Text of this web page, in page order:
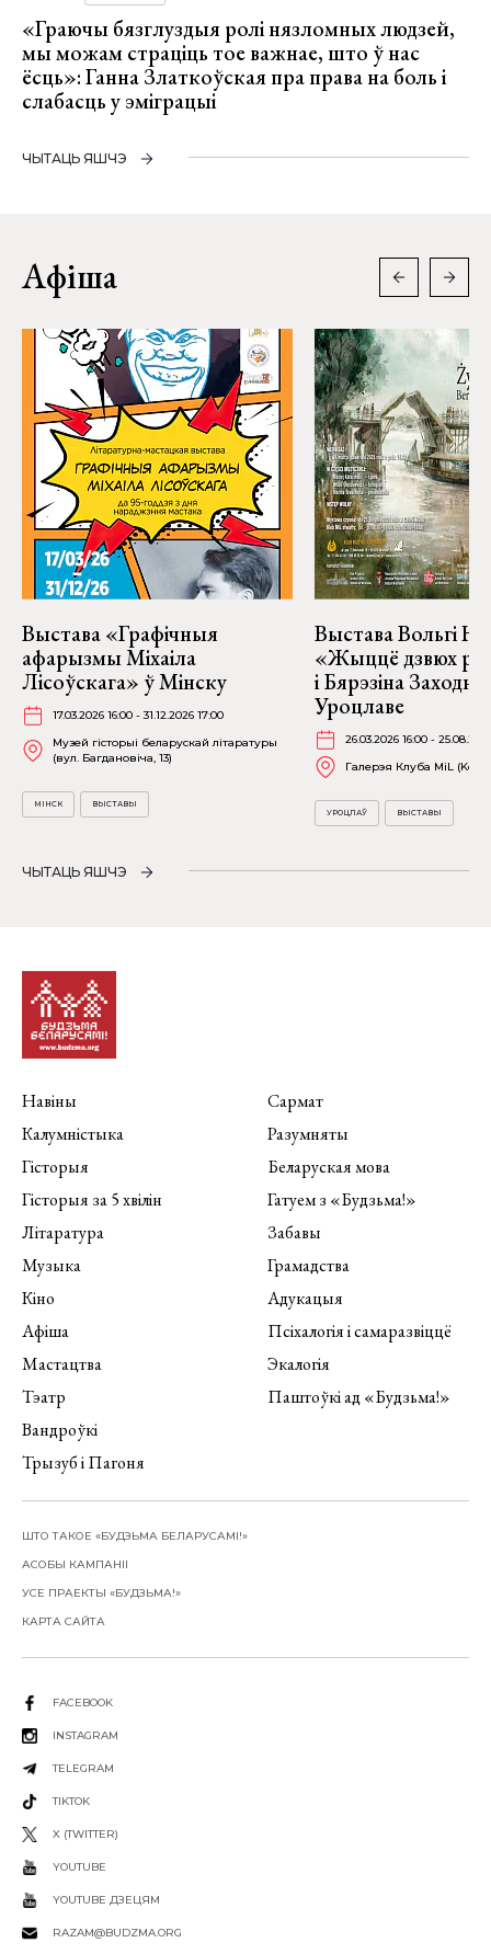
«Граючы бязглуздыя ролі нязломных людзей,
мы можам страціць тое важнае, што ў нас
ёсць»: Ганна Златкоўская пра права на боль і
слабасць у эміграцыі
ЧЫТАЦЬ ЯШЧЭ
Афіша
Выстава «Графічныя
афарызмы Міхаіла
Лісоўскага» ў Мінску
17.03.2026 16:00 - 31.12.2026 17:00
Музей гісторыі беларускай літаратуры
(вул. Багдановіча, 13)
МІНСК ВЫСТАВЫ
Выстава Вольгі
«Жыццё дзвюх
і Бярэзіна
Уроцлаве
26.03.2026 16:00 -
Галерэя Клуба MiL
УРОЦЛАЎ ВЫСТАВЫ
ЧЫТАЦЬ ЯШЧЭ
Навіны
Калумністыка
Гісторыя
Гісторыя за 5 хвілін
Літаратура
Музыка
Кіно
Афіша
Мастацтва
Тэатр
Вандроўкі
Трызуб і Пагоня
Сармат
Разумняты
Беларуская мова
Гатуем з «Будзьма!»
Забавы
Грамадства
Адукацыя
Псіхалогія і самаразвіццё
Экалогія
Паштоўкі ад «Будзьма!»
ШТО ТАКОЕ «БУДЗЬМА БЕЛАРУСАМІ!»
АСОБЫ КАМПАНІІ
УСЕ ПРАЕКТЫ «БУДЗЬМА!»
КАРТА САЙТА
FACEBOOK
INSTAGRAM
TELEGRAM
TIKTOK
X (TWITTER)
YOUTUBE
YOUTUBE ДЗЕЦЯМ
RAZAM@BUDZMA.ORG